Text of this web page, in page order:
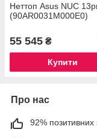
Неттоп Asus NUC
(90AR0031M000E0)
55 545 ₴
Купити
Про нас
92% позитивних